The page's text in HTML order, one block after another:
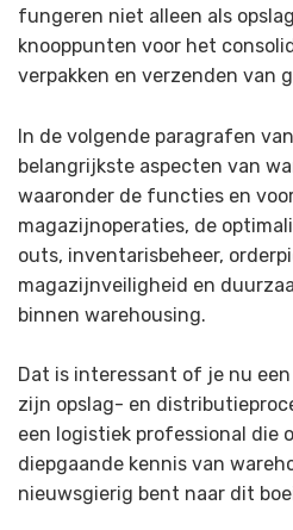
fungeren niet alleen als
knooppunten voor het
verpakken en verzenden van
In de volgende paragrafen
belangrijkste aspecten van
waaronder de functies en
magazijnoperaties, de
outs, inventarisbeheer,
magazijnveiligheid en
binnen warehousing.
Dat is interessant of je nu
zijn opslag- en
een logistiek professional die
diepgaande kennis van
nieuwsgierig bent naar dit